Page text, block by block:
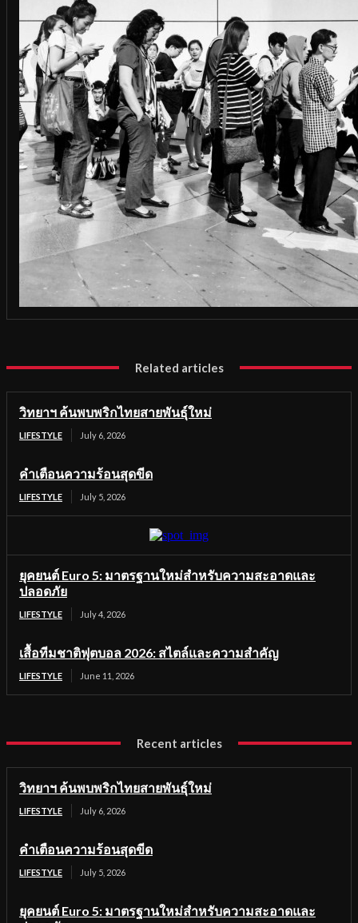
Related articles
วิทยาฯ ค้นพบพริกไทยสายพันธุ์ใหม่
LIFESTYLE July 6, 2026
คำเตือนความร้อนสุดขีด
LIFESTYLE July 5, 2026
ยุคยนต์ Euro 5: มาตรฐานใหม่สำหรับความสะอาดและ
ปลอดภัย
LIFESTYLE July 4, 2026
เสื้อทีมชาติฟุตบอล 2026: สไตล์และความสำคัญ
LIFESTYLE June 11, 2026
Recent articles
วิทยาฯ ค้นพบพริกไทยสายพันธุ์ใหม่
LIFESTYLE July 6, 2026
คำเตือนความร้อนสุดขีด
LIFESTYLE July 5, 2026
ยุคยนต์ Euro 5: มาตรฐานใหม่สำหรับความสะอาดและ